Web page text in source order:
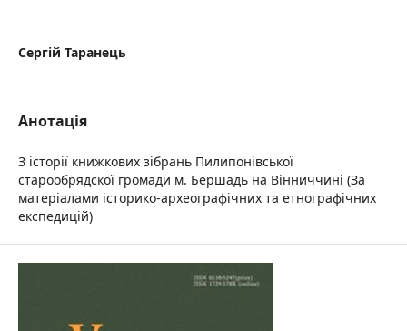
Сергій Таранець
Анотація
З історії книжкових зібрань Пилипонівської
старообрядскої громади м. Бершадь на Вінниччині (За
матеріалами історико-археографічних та етнографічних
експедицій)